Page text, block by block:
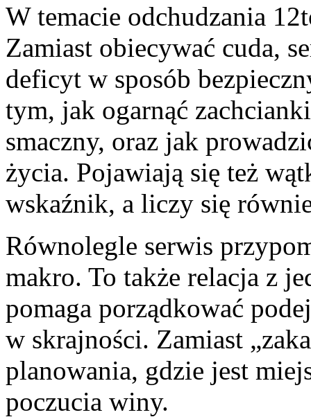
W temacie odchudzania
Zamiast obiecywać cuda,
deficyt w sposób
tym, jak ogarnąć
smaczny, oraz jak
życia. Pojawiają się też
wskaźnik, a liczy się
Równolegle serwis
makro. To także relacja z
pomaga porządkować
w skrajności. Zamiast
planowania, gdzie jest
poczucia winy.